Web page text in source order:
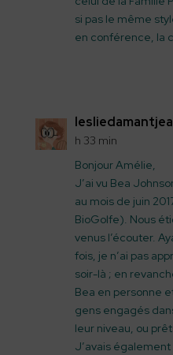
si pas le même
en conférence, la
h 33 min
Bonjour Amélie,
J’ai vu Bea
au mois de juin
BioGolfe). Nous
venus l’écouter.
fois, je n’ai pas
soir-là ; en
Bea en personne
gens engagés
leur niveau, ou
J’avais